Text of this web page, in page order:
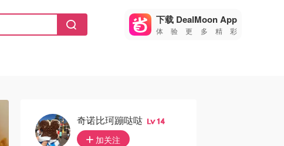
🇺🇸
🇨🇳 中国
🇩🇪
下载 DealMoon App
体验更多精彩
奇诺比珂蹦哒哒 14
加关注